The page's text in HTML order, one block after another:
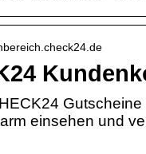
einsehen und